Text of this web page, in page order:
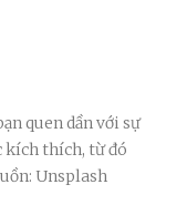
quen dần với sự
kích thích, từ đó
Unsplash